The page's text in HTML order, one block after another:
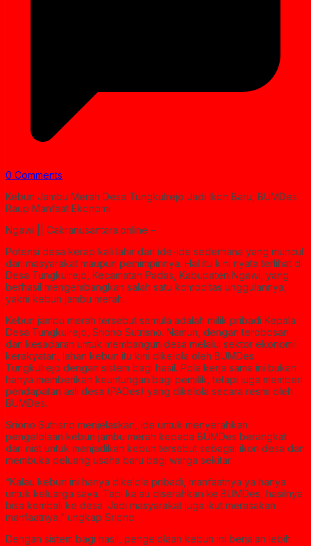
0 Comments
Kebun Jambu Merah Desa Tungkulrejo Jadi Ikon Baru, BUMDes
Raup Manfaat Ekonomi
Ngawi || Cakranusantara.online –
Potensi desa kerap kali lahir dari ide-ide sederhana yang muncul
dari masyarakat maupun pemimpinnya. Hal itu kini nyata terlihat di
Desa Tungkulrejo, Kecamatan Padas, Kabupaten Ngawi, yang
berhasil mengembangkan salah satu komoditas unggulannya,
yakni kebun jambu merah.
Kebun jambu merah tersebut semula adalah milik pribadi Kepala
Desa Tungkulrejo, Sriono Sutrisno. Namun, dengan terobosan
dan kesadaran untuk membangun desa melalui sektor ekonomi
kerakyatan, lahan kebun itu kini dikelola oleh BUMDes
Tungkulrejo dengan sistem bagi hasil. Pola kerja sama ini bukan
hanya memberikan keuntungan bagi pemilik, tetapi juga memberi
pendapatan asli desa (PADes) yang dikelola secara resmi oleh
BUMDes.
Sriono Sutrisno menjelaskan, ide untuk menyerahkan
pengelolaan kebun jambu merah kepada BUMDes berangkat
dari niat untuk menjadikan kebun tersebut sebagai ikon desa dan
membuka peluang usaha baru bagi warga sekitar.
“Kalau kebun ini hanya dikelola pribadi, manfaatnya ya hanya
untuk keluarga saya. Tapi kalau diserahkan ke BUMDes, hasilnya
bisa kembali ke desa. Jadi masyarakat juga ikut merasakan
manfaatnya,” ungkap Sriono.
Dengan sistem bagi hasil, pengelolaan kebun ini berjalan lebih